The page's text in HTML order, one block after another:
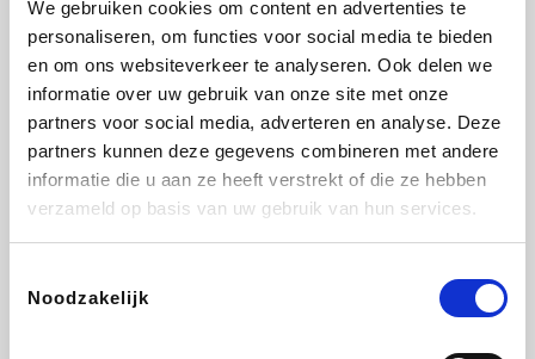
We gebruiken cookies om content en advertenties te
personaliseren, om functies voor social media te bieden
en om ons websiteverkeer te analyseren. Ook delen we
informatie over uw gebruik van onze site met onze
partners voor social media, adverteren en analyse. Deze
partners kunnen deze gegevens combineren met andere
informatie die u aan ze heeft verstrekt of die ze hebben
verzameld op basis van uw gebruik van hun services.
Noodzakelijk
Sarenza Interhome Schiesser Bolt Energie
DeubaXXL